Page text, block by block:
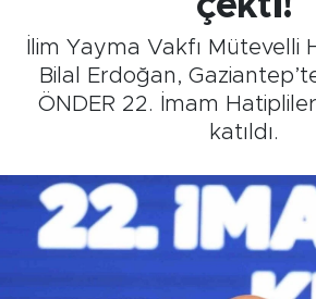
İlim Yayma Vakfı Mütevelli
Bilal Erdoğan,
ÖNDER 22. İmam
katıldı.
Spor
Kültür Sanat
Tarihçe
Süper Lig Puan Durumu ve
Tüm Manşetler
Son Dakika Haberleri
Haber Arşivi